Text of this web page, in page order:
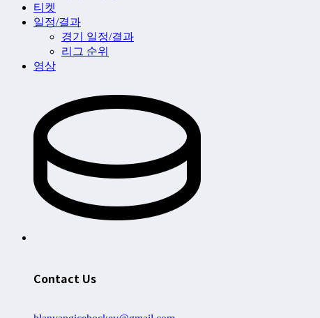
티켓
일정/결과
경기 일정/결과
리그 순위
영상
Contact Us